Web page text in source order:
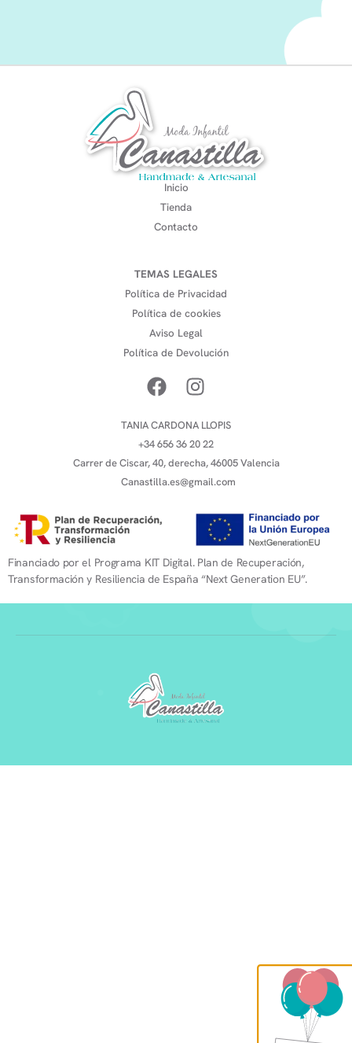
Inicio
Tienda
Contacto
TEMAS LEGALES
Política de Privacidad
Política de cookies
Aviso Legal
Política de Devolución
TANIA CARDONA LLOPIS
+34 656 36 20 22
Carrer de Ciscar, 40, derecha, 46005 Valencia
Canastilla.es@gmail.com
Financiado por el Programa KIT Digital. Plan de Recuperación,
Transformación y Resiliencia de España “Next Generation EU”.